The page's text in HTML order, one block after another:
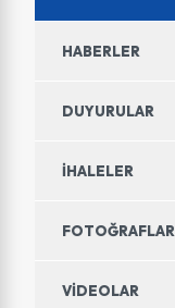
HABERLER
DUYURULAR
İHALELER
FOTOĞRAFLAR
VIDEOLAR